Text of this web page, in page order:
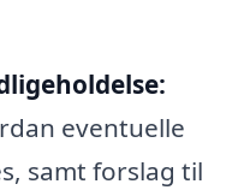
eventuelle
samt forslag til